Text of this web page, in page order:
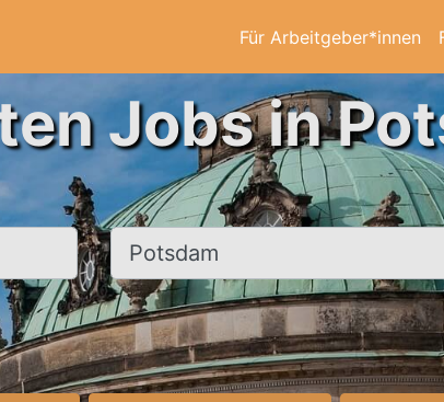
Für Arbeitgeber*innen
Jobs in
Ort, Stadt